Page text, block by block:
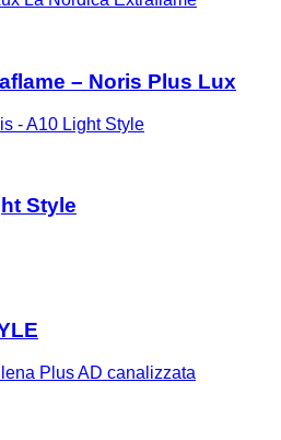
– Noris Plus Lux
Style